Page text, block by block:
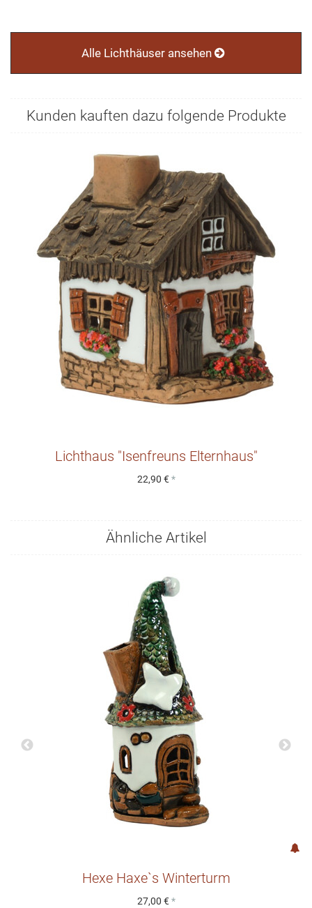
Alle Lichthäuser ansehen
Kunden kauften dazu folgende Produkte
Lichthaus "Isenfreuns Elternhaus"
22,90 € *
Ähnliche Artikel
Hexe Haxe`s Winterturm
27,00 € *